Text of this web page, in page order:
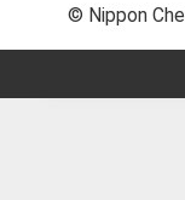
© Nippon